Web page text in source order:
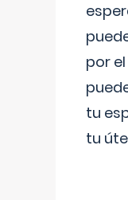
por
tu
tu